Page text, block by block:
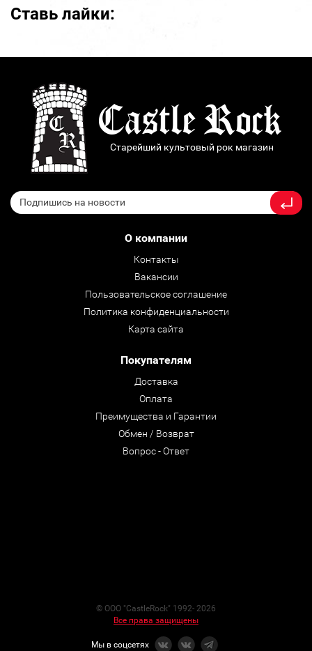
Ставь лайки:
Старейший культовый рок магазин
О компании
Контакты
Вакансии
Пользовательское соглашение
Политика конфиденциальности
Карта сайта
Покупателям
Доставка
Оплата
Преимущества и Гарантии
Обмен / Возврат
Вопрос - Ответ
© ООО "CastleRock" 1992- 2026
Все права защищены
Мы в соцсетях